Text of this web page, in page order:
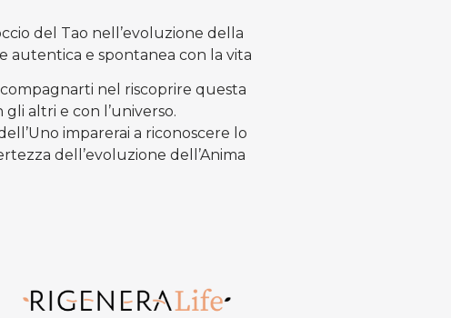
del Tao nell’evoluzione della
autentica e spontanea con la vita
nel riscoprire questa
altri e con l’universo.
imparerai a riconoscere lo
dell’evoluzione dell’Anima